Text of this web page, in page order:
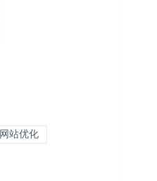
网站优化